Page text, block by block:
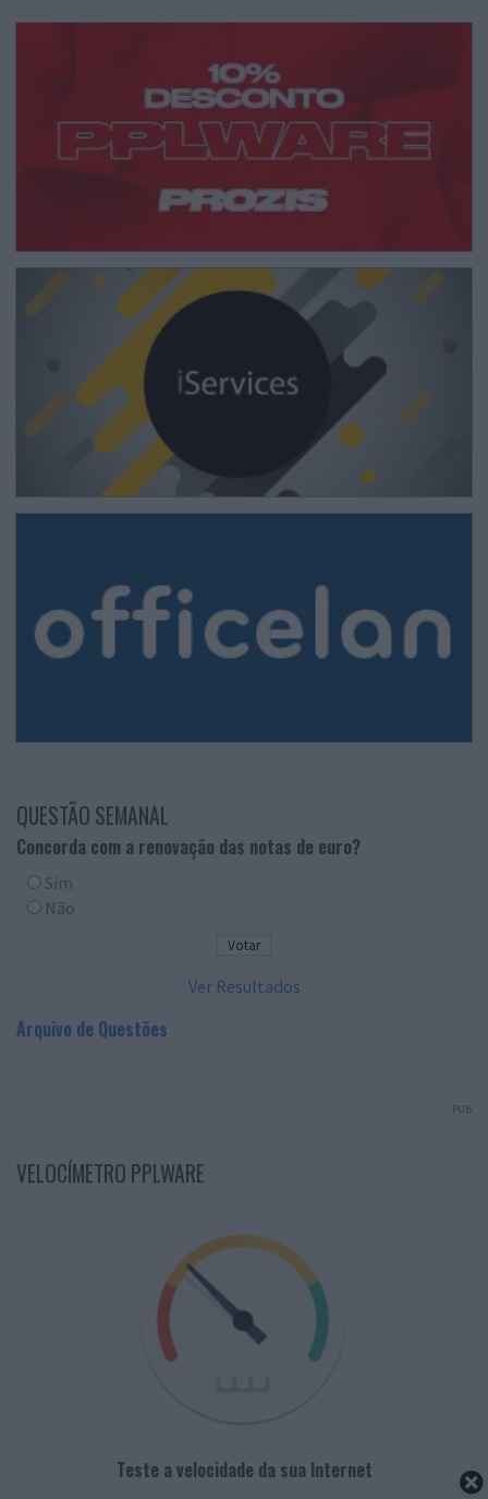
QUESTÃO SEMANAL
Concorda com a renovação das notas de euro?
Sim
Não
Ver Resultados
Arquivo de Questões
PUB
VELOCÍMETRO PPLWARE
Teste a velocidade da sua Internet